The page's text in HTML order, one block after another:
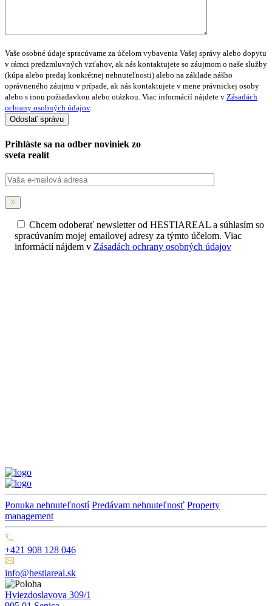
Vaše osobné údaje spracúvame za účelom vybavenia Vašej správy alebo dopytu
v rámci predzmluvných vzťahov, ak nás kontaktujete so záujmom o naše služby
(kúpa alebo predaj konkrétnej nehnuteľnosti) alebo na základe nášho
oprávneného záujmu v prípade, ak nás kontaktujete v mene právnickej osoby
alebo s inou požiadavkou alebo otázkou. Viac informácií nájdete v Zásadách
ochrany osobných údajov.
Prihláste sa na odber noviniek zo
sveta realít
Chcem odoberať newsletter od HESTIAREAL a súhlasím so
spracúvaním mojej emailovej adresy za týmto účelom. Viac
informácií nájdem v Zásadách ochrany osobných údajov
Ponuka nehnuteľností Predávam nehnuteľnosť Property
management
+421 908 128 046
info@hestiareal.sk
Hviezdoslavova 309/1